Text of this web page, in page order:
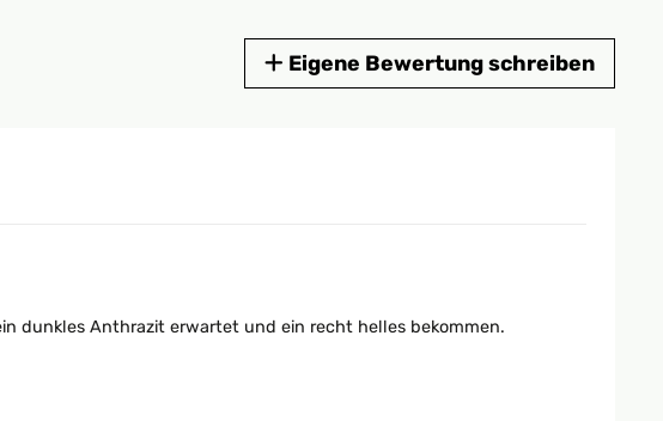
Eigene Bewertung schreiben
dunkles Anthrazit erwartet und ein recht helles bekommen.